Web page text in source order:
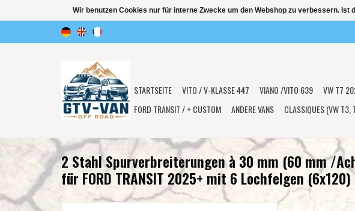
STARTSEITE VITO / V-KLASSE 447 VIANO /VITO 639 VW T7
FORD TRANSIT / + CUSTOM
ANDERE VANS CLASSIQUES (VW T3,
2 Stahl Spurverbreiterungen à 30 mm (60 mm /
für FORD TRANSIT 2025+ mit 6 Lochfelgen (6x120)
Wir benutzen Cookies nur für interne Zwecke um den Webshop zu verbessern. Ist